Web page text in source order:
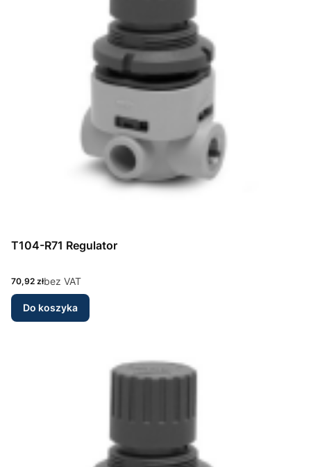
T104-R71 Regulator
Cena
70,92 złbez VAT
Do koszyka